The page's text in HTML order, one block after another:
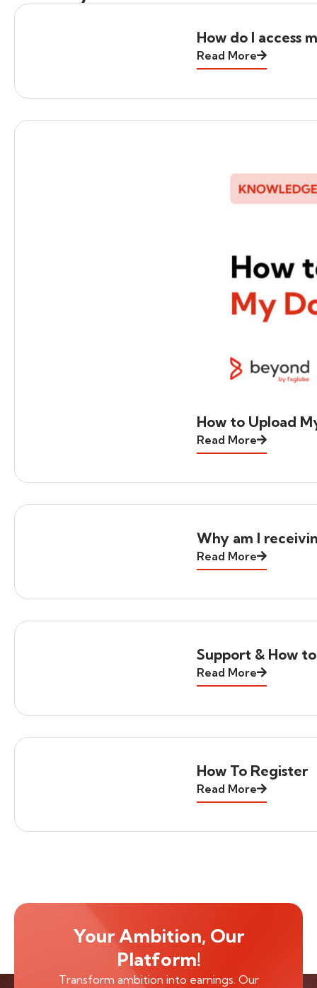
How do I access
Read More
How to Upload
Read More
Why am I
Read More
Support & How
Read More
How To Register
Read More
Your Ambition, Our
Platform!
Transform ambition into earnings. Our